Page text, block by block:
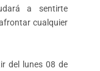
a sentirte
cualquier
del lunes 08 de